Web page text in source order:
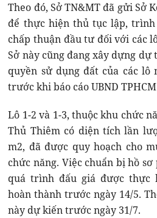
Theo đó, Sở TN&MT đã gửi Sở
để thực hiện thủ tục lập,
chấp thuận đầu tư đối với các
Sở này cũng đang xây dựng dự
quyền sử dụng đất của các
trước khi báo cáo UBND
Lô 1-2 và 1-3, thuộc khu chức
Thủ Thiêm có diện tích lần
m2, đã được quy hoạch cho
chức năng. Việc chuẩn bị hồ
quá trình đấu giá được thực
hoàn thành trước ngày 14/5.
này dự kiến trước ngày 31/7.